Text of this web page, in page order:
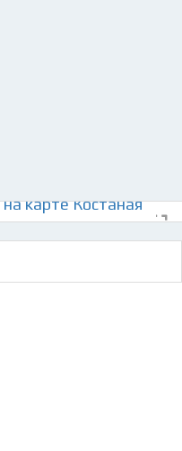
карте Костаная